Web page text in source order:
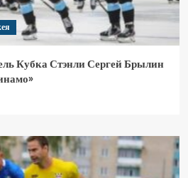
Кубка Стэнли Сергей Брылин